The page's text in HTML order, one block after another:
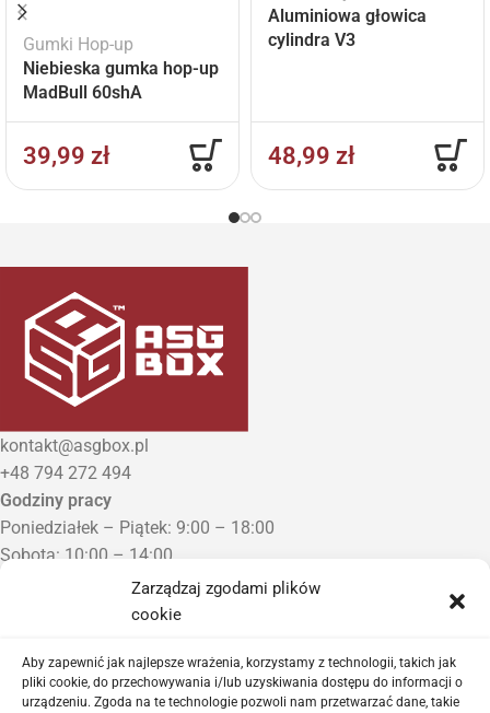
Zarządzaj zgodami plików
cookie
Aby zapewnić jak najlepsze wrażenia, korzystamy z technologii, takich jak
pliki cookie, do przechowywania i/lub uzyskiwania dostępu do informacji o
urządzeniu. Zgoda na te technologie pozwoli nam przetwarzać dane, takie
Gumki Hop-up
Niebieska gumka hop-up
MadBull 60shA
39,99 zł
Aluminiowa głowica
cylindra V3
48,99 zł
kontakt@asgbox.pl
+48 794 272 494
Godziny pracy
Poniedziałek – Piątek: 9:00 – 18:00
Sobota: 10:00 – 14:00
Niedziela: Zamknięte
Punkt Odbioru zamówień
Proszę o wcześniejszy kontakt telefoniczny